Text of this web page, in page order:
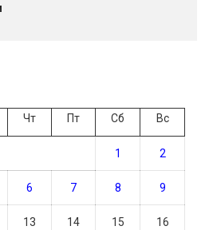
Чт Пт Сб Вс
1 2
6 7 8 9
13 14 15 16